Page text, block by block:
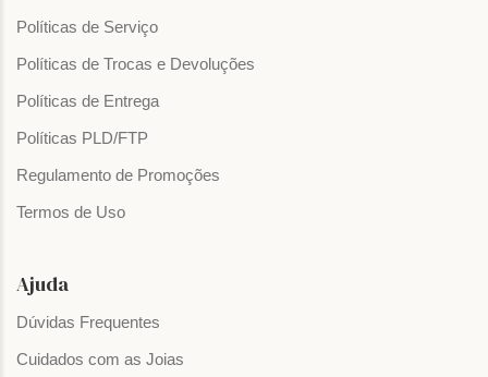
Políticas de Serviço
Políticas de Trocas e Devoluções
Políticas de Entrega
Políticas PLD/FTP
Regulamento de Promoções
Termos de Uso
Ajuda
Dúvidas Frequentes
Cuidados com as Joias